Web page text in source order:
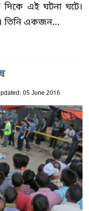
দিকে এই ঘটনা ঘটে।
তিনি একজন...
05 June 2016